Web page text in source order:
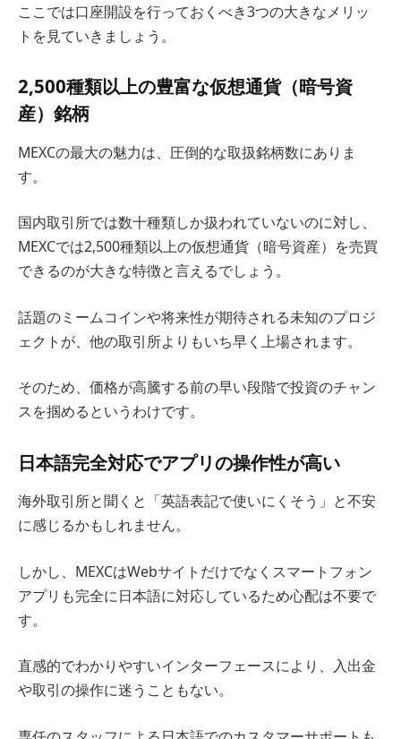
ここでは口座開設を行っておくべき3つの大きなメリッ
トを見ていきましょう。
2,500種類以上の豊富な仮想通貨（暗号資
産）銘柄
MEXCの最大の魅力は、圧倒的な取扱銘柄数にありま
す。
国内取引所では数十種類しか扱われていないのに対し、
MEXCでは2,500種類以上の仮想通貨（暗号資産）を売買
できるのが大きな特徴と言えるでしょう。
話題のミームコインや将来性が期待される未知のプロジ
ェクトが、他の取引所よりもいち早く上場されます。
そのため、価格が高騰する前の早い段階で投資のチャン
スを掴めるというわけです。
日本語完全対応でアプリの操作性が高い
海外取引所と聞くと「英語表記で使いにくそう」と不安
に感じるかもしれません。
しかし、MEXCはWebサイトだけでなくスマートフォン
アプリも完全に日本語に対応しているため心配は不要で
す。
直感的でわかりやすいインターフェースにより、入出金
や取引の操作に迷うこともない。